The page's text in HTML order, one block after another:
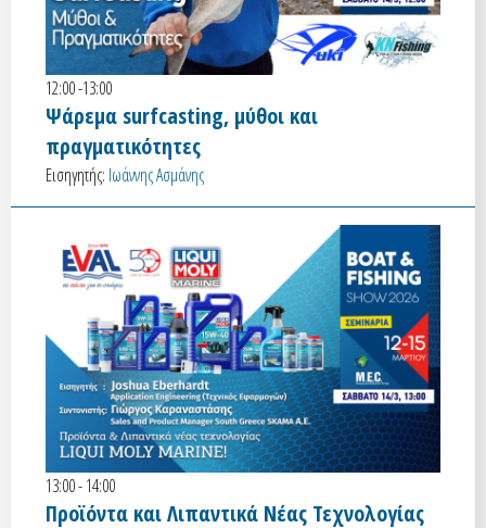
12:00 -13:00
Ψάρεμα surfcasting, μύθοι και
πραγματικότητες
Εισηγητής: Ιωάννης Ασμάνης
13:00 - 14:00
Προϊόντα και Λιπαντικά Νέας Τεχνολογίας